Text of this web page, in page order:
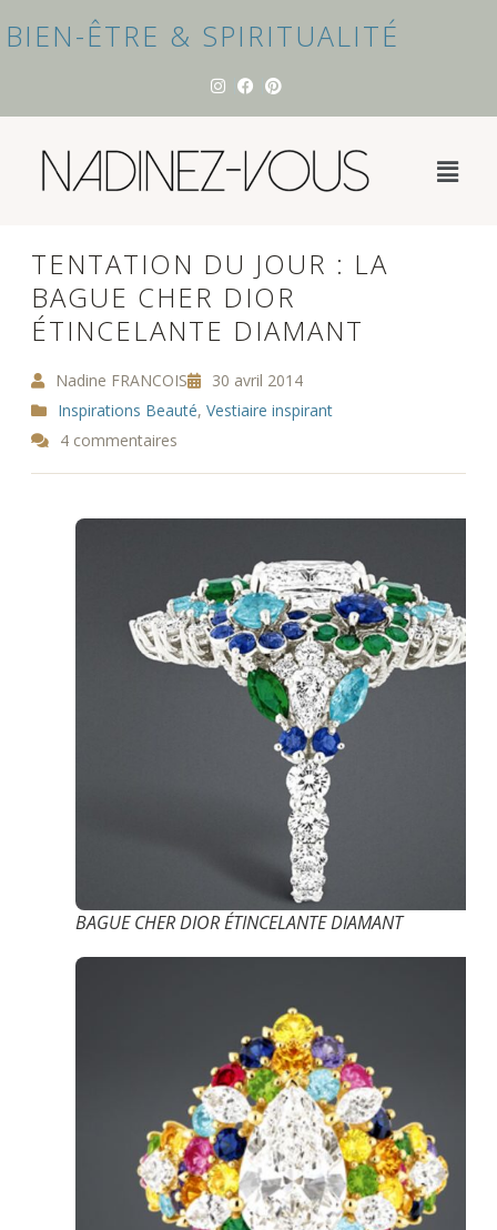
BIEN-ÊTRE & SPIRITUALITÉ
TENTATION DU JOUR : LA
BAGUE CHER DIOR
ÉTINCELANTE DIAMANT
Nadine FRANCOIS
30 avril 2014
Inspirations Beauté,Vestiaire inspirant
4 commentaires
BAGUE CHER DIOR ÉTINCELANTE DIAMANT